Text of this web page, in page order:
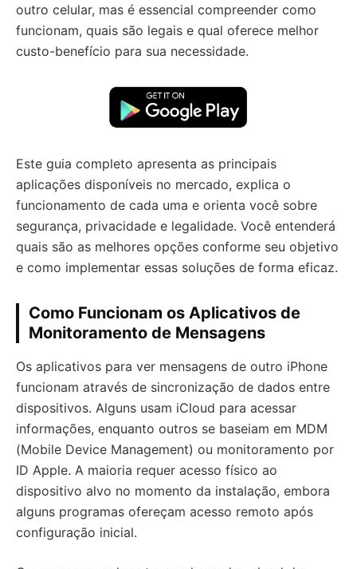
outro celular, mas é essencial compreender como
funcionam, quais são legais e qual oferece melhor
custo-benefício para sua necessidade.
Este guia completo apresenta as principais
aplicações disponíveis no mercado, explica o
funcionamento de cada uma e orienta você sobre
segurança, privacidade e legalidade. Você entenderá
quais são as melhores opções conforme seu objetivo
e como implementar essas soluções de forma eficaz.
Como Funcionam os Aplicativos de
Monitoramento de Mensagens
Os aplicativos para ver mensagens de outro iPhone
funcionam através de sincronização de dados entre
dispositivos. Alguns usam iCloud para acessar
informações, enquanto outros se baseiam em MDM
(Mobile Device Management) ou monitoramento por
ID Apple. A maioria requer acesso físico ao
dispositivo alvo no momento da instalação, embora
alguns programas ofereçam acesso remoto após
configuração inicial.